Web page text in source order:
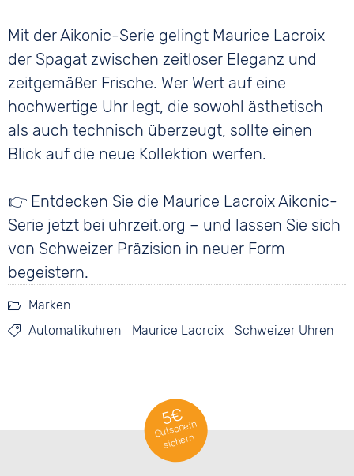
Mit der Aikonic-Serie gelingt Maurice Lacroix
der Spagat zwischen zeitloser Eleganz und
zeitgemäßer Frische. Wer Wert auf eine
hochwertige Uhr legt, die sowohl ästhetisch
als auch technisch überzeugt, sollte einen
Blick auf die neue Kollektion werfen.
👉 Entdecken Sie die Maurice Lacroix Aikonic-
Serie jetzt bei uhrzeit.org – und lassen Sie sich
von Schweizer Präzision in neuer Form
begeistern.
Marken
Automatikuhren
Maurice Lacroix Schweizer Uhren
5€
Gutschein
sichern